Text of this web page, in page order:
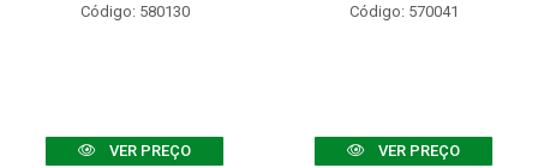
Código: 580130
VER PREÇO
Código: 570041
VER PREÇO